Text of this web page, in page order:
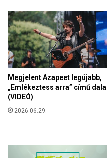
ó
s
t
s
a
l
e
g
r
e
á
l
i
Megjelent Azapeet legújabb,
„Emlékeztess arra” című dala
(VIDEÓ)
2026.06.29.